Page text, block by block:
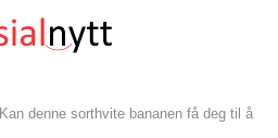
Kan denne sorthvite bananen få deg til å